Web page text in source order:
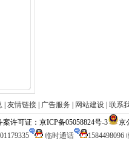
友情链接| 广告服务 网站建设| 联系
许可证：京ICP备05058824号-3
京
临时通话 1584498096